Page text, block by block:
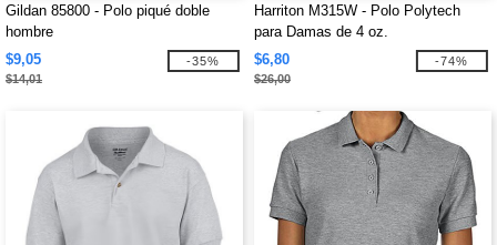
Gildan 85800 - Polo piqué doble
hombre
$9,05
$14,01
-35%
Harriton M315W - Polo Polytech
para Damas de 4 oz.
$6,80
$26,00
-74%